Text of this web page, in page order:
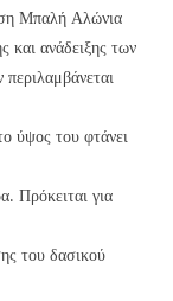
Μπαλή Αλώνια
και ανάδειξης των
ύψος του φτάνει
Πρόκειται για
του δασικού